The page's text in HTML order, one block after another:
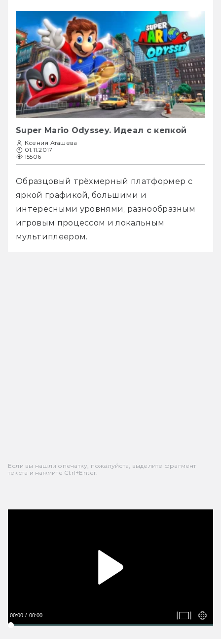
Super Mario Odyssey. Идеал с кепкой
Ксения Аташева
01.11.2017
15506
Образцовый трёхмерный платформер с
яркой графикой, большими и
интересными уровнями, разнообразным
игровым процессом и локальным
мультиплеером.
Если вы нашли опечатку, пожалуйста, выделите фрагмент
текста и нажмите Ctrl+Enter.
00:00 00:00